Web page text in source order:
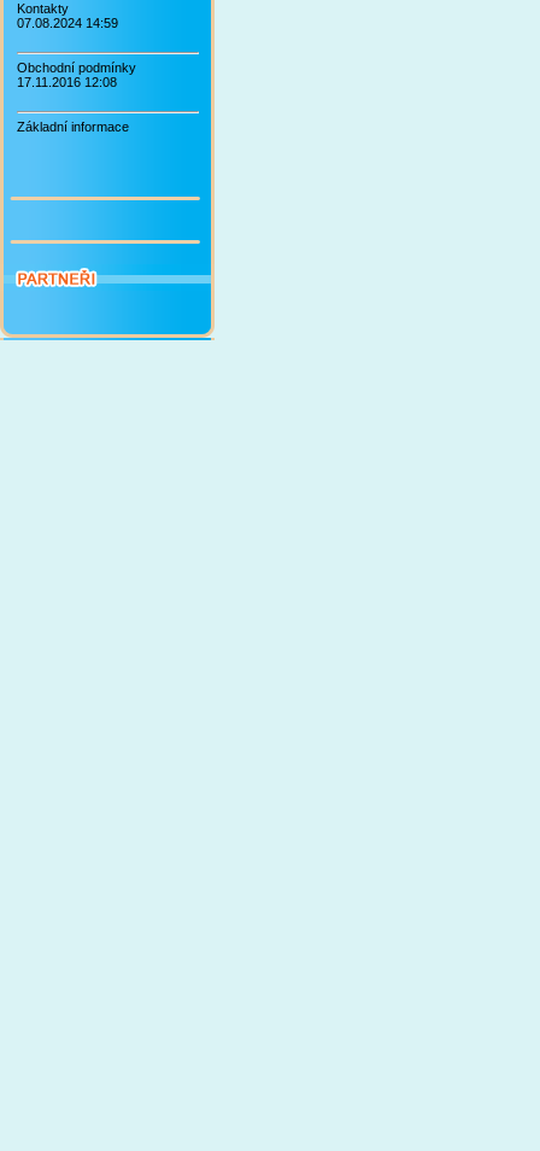
Kontakty
07.08.2024 14:59
Obchodní podmínky
17.11.2016 12:08
Základní informace